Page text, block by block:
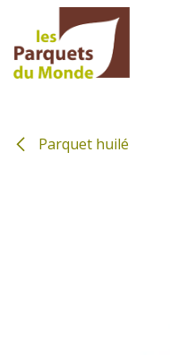
Se rendre au contenu
Parquet huilé